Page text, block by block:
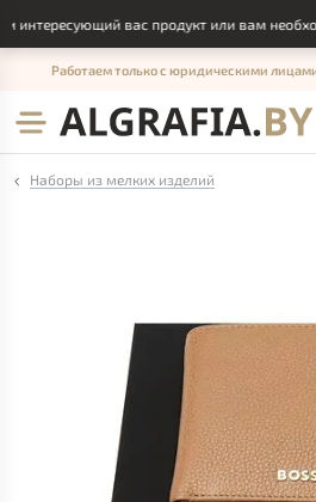
вас продукт или вам
Работаем только с юридическими
Наборы из мелких изделий